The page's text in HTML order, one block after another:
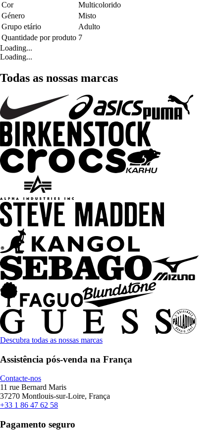
Cor
Multicolorido
Género
Misto
Grupo etário
Adulto
Quantidade por produto 7
Loading...
Loading...
Todas as nossas marcas
Descubra todas as nossas marcas
Assistência pós-venda na França
Contacte-nos
11 rue Bernard Maris
37270 Montlouis-sur-Loire, França
+33 1 86 47 62 58
Pagamento seguro